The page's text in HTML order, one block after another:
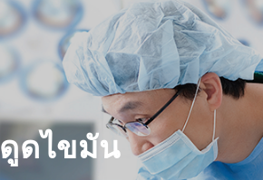
ดูดไขมัน